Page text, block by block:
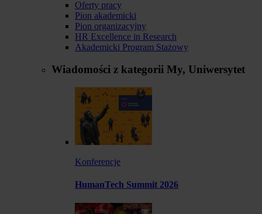
Oferty pracy
Pion akademicki
Pion organizacyjny
HR Excellence in Research
Akademicki Program Stażowy
Wiadomości z kategorii My, Uniwersytet
Konferencje
HumanTech Summit 2026